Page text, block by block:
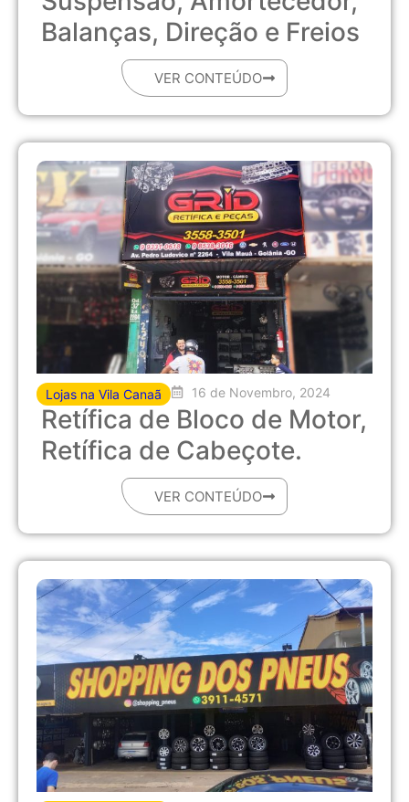
Balanças, Direção e Freios
VER CONTEÚDO
Lojas na Vila Canaã 16 de Novembro, 2024
Retífica de Bloco de Motor,
Retífica de Cabeçote.
VER CONTEÚDO